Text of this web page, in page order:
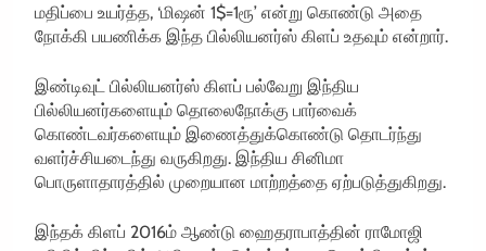
மதிப்பை உயர்த்த, ‘மிஷன் 1$=1ரூ’ என்று கொண்டு அதை
நோக்கி பயணிக்க இந்த பில்லியனர்ஸ் கிளப் உதவும் என்றார்.
இண்டிவுட் பில்லியனர்ஸ் கிளப் பல்வேறு இந்திய
பில்லியனர்களையும் தொலைநோக்கு பார்வைக்
கொண்டவர்களையும் இணைத்துக்கொண்டு தொடர்ந்து
வளர்ச்சியடைந்து வருகிறது. இந்திய சினிமா
பொருளாதாரத்தில் முறையான மாற்றத்தை ஏற்படுத்துகிறது.
இந்தக் கிளப் 2016ம் ஆண்டு ஹைதராபாத்தின் ராமோஜி